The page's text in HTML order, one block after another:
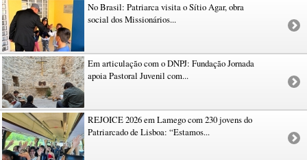
No Brasil: Patriarca visita o Sítio Agar, obra
social dos Missionários...
Em articulação com o DNPJ: Fundação Jornada
apoia Pastoral Juvenil com...
REJOICE 2026 em Lamego com 230 jovens do
Patriarcado de Lisboa: “Estamos...